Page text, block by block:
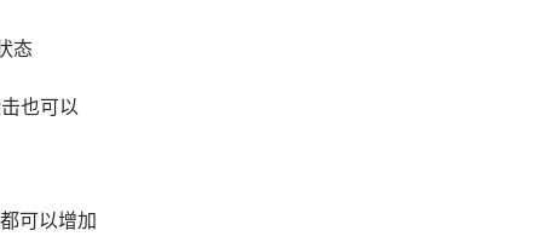
态
也可以
可以增加